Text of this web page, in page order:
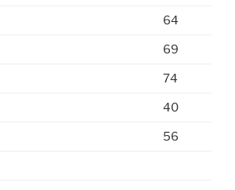
64
69
74
40
56